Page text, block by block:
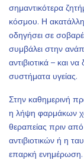
σημαντικότερα
κόσμου. Η
οδηγήσει σε
συμβάλει στην
αντιβιοτικά – και
συστήματα υγείας.
Στην καθημερινή
η λήψη φαρμάκων
θεραπείας πριν
αντιβιοτικών ή η
επαρκή ενημέρωση.